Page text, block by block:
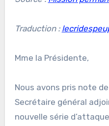
Traduction :
Mme la Présidente,
Nous avons pris note
Secrétaire général
nouvelle série